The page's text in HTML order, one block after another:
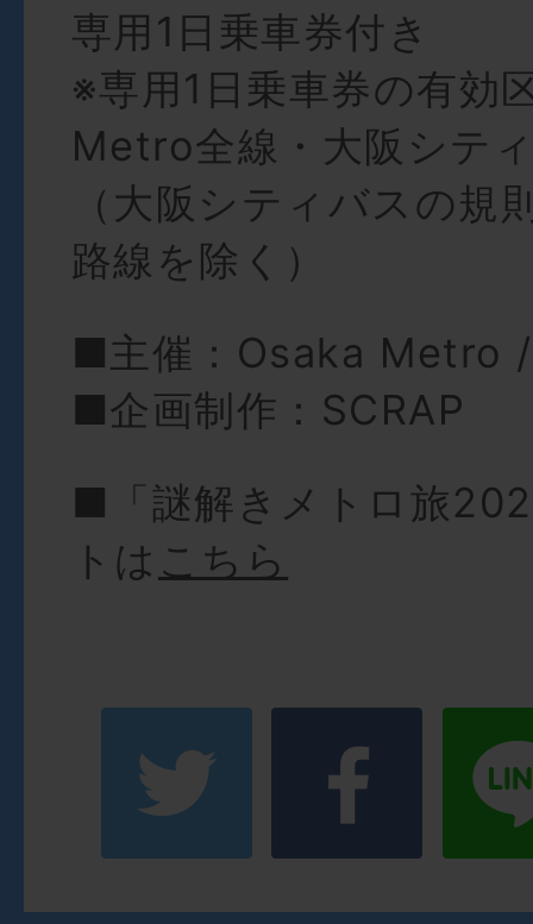
専用1日乗車券付き
※専用1日乗車券の有効
Metro全線・大阪シテ
（大阪シティバスの規
路線を除く）
■主催：Osaka
■企画制作：SCRAP
■「謎解きメトロ旅
トは こちら